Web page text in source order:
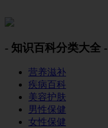
- 知识百科分类大全 -
营养滋补
疾病百科
美容护肤
男性保健
女性保健